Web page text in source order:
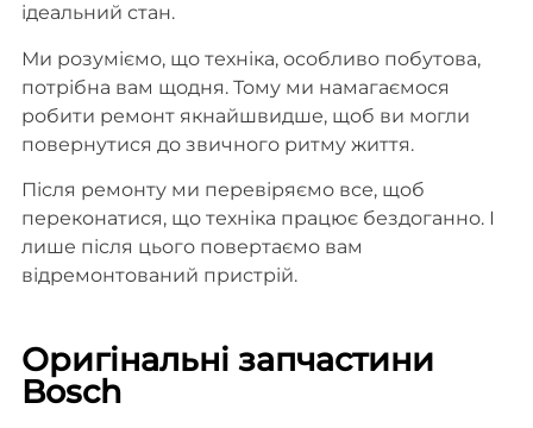
ідеальний стан.
Ми розуміємо, що техніка, особливо побутова,
потрібна вам щодня. Тому ми намагаємося
робити ремонт якнайшвидше, щоб ви могли
повернутися до звичного ритму життя.
Після ремонту ми перевіряємо все, щоб
переконатися, що техніка працює бездоганно. І
лише після цього повертаємо вам
відремонтований пристрій.
Оригінальні запчастини
Bosch